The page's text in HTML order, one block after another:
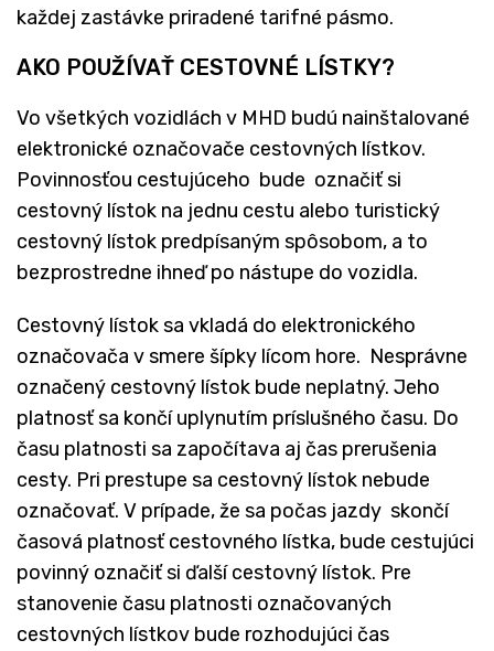
každej zastávke priradené tarifné pásmo.
AKO POUŽÍVAŤ CESTOVNÉ LÍSTKY?
Vo všetkých vozidlách v MHD budú nainštalované
elektronické označovače cestovných lístkov.
Povinnosťou cestujúceho bude označiť si
cestovný lístok na jednu cestu alebo turistický
cestovný lístok predpísaným spôsobom, a to
bezprostredne ihneď po nástupe do vozidla.
Cestovný lístok sa vkladá do elektronického
označovača v smere šípky lícom hore. Nesprávne
označený cestovný lístok bude neplatný. Jeho
platnosť sa končí uplynutím príslušného času. Do
času platnosti sa započítava aj čas prerušenia
cesty. Pri prestupe sa cestovný lístok nebude
označovať. V prípade, že sa počas jazdy skončí
časová platnosť cestovného lístka, bude cestujúci
povinný označiť si ďalší cestovný lístok. Pre
stanovenie času platnosti označovaných
cestovných lístkov bude rozhodujúci čas